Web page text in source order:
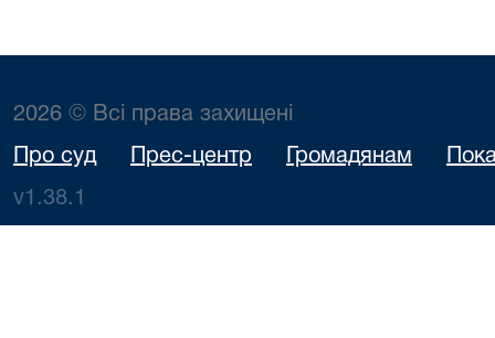
2026 © Всі права захищені
Про суд Прес-центр Громадянам
v1.38.1